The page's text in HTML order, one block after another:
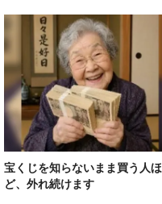
宝くじを知らないまま買う人ほ
ど、外れ続けます